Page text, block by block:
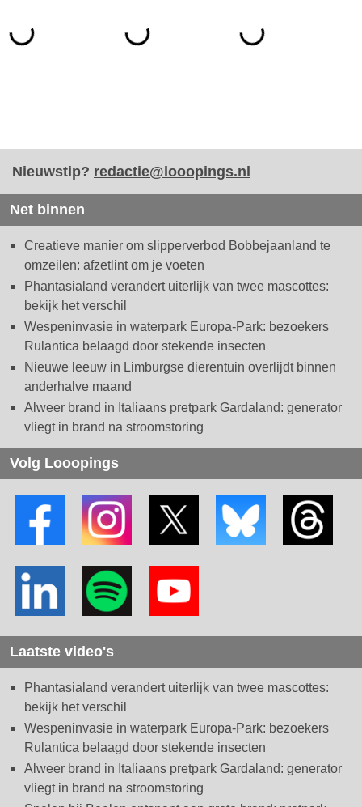
Nieuwstip? redactie@looopings.nl
Net binnen
Creatieve manier om slipperverbod Bobbejaanland te
omzeilen: afzetlint om je voeten
Phantasialand verandert uiterlijk van twee mascottes:
bekijk het verschil
Wespeninvasie in waterpark Europa-Park: bezoekers
Rulantica belaagd door stekende insecten
Nieuwe leeuw in Limburgse dierentuin overlijdt binnen
anderhalve maand
Alweer brand in Italiaans pretpark Gardaland: generator
vliegt in brand na stroomstoring
Volg Looopings
Laatste video's
Phantasialand verandert uiterlijk van twee mascottes:
bekijk het verschil
Wespeninvasie in waterpark Europa-Park: bezoekers
Rulantica belaagd door stekende insecten
Alweer brand in Italiaans pretpark Gardaland: generator
vliegt in brand na stroomstoring